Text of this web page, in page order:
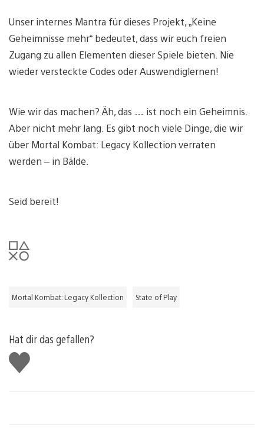
Unser internes Mantra für dieses Projekt, „Keine
Geheimnisse mehr“ bedeutet, dass wir euch freien
Zugang zu allen Elementen dieser Spiele bieten. Nie
wieder versteckte Codes oder Auswendiglernen!
Wie wir das machen? Äh, das … ist noch ein Geheimnis.
Aber nicht mehr lang. Es gibt noch viele Dinge, die wir
über Mortal Kombat: Legacy Kollection verraten
werden – in Bälde.
Seid bereit!
Mortal Kombat: Legacy Kollection State of Play
Hat dir das gefallen?
Gefällt
mir